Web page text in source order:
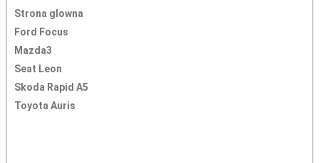
Strona glowna
Ford Focus
Mazda3
Seat Leon
Skoda Rapid A5
Toyota Auris